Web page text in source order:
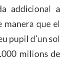
addicional a
manera que el
pupil d’un sol
milions de